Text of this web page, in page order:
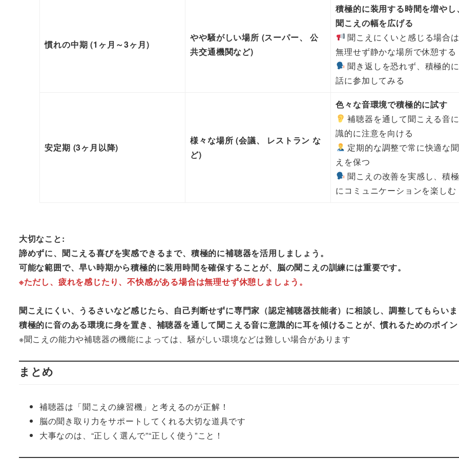
慣れの中期 (1ヶ月～3ヶ月)
やや騒がしい場所 (スーパー、 公
共交通機関など)
積極的に装用する時間を増やし、
聞こえの幅を広げる
聞こえにくいと感じる場合は
無理せず静かな場所で休憩する
聞き返しを恐れず、積極的
話に参加してみる
安定期 (3ヶ月以降)
様々な場所 (会議、 レストラン な
ど)
色々な音環境で積極的に試す
補聴器を通して聞こえる音
識的に注意を向ける
定期的な調整で常に快適な
えを保つ
聞こえの改善を実感し、積
にコミュニケーションを楽しむ
大切なこと:
諦めずに、聞こえる喜びを実感できるまで、積極的に補聴器を活用しましょう。
可能な範囲で、早い時期から積極的に装用時間を確保することが、脳の聞こえの訓練には重要です。
※ただし、疲れを感じたり、不快感がある場合は無理せず休憩しましょう。
聞こえにくい、うるさいなど感じたら、自己判断せずに専門家（認定補聴器技能者）に相談し、調整してもらいま
積極的に音のある環境に身を置き、補聴器を通して聞こえる音に意識的に耳を傾けることが、慣れるためのポイン
※聞こえの能力や補聴器の機能によっては、騒がしい環境などは難しい場合があります
まとめ
補聴器は「聞こえの練習機」と考えるのが正解！
脳の聞き取り力をサポートしてくれる大切な道具です
大事なのは、“正しく選んで”“正しく使う”こと！